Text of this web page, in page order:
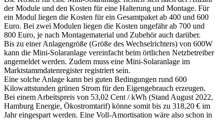
der Module und den Kosten für eine Halterung und Montage. Für
ein Modul liegen die Kosten für ein Gesamtpaket ab 400 und 600
Euro. Bei zwei Modulen liegen die Kosten ungefähr ab 700 und
800 Euro, je nach Montagematerial und Zubehör auch darüber.
Bis zu einer Anlagengröße (Größe des Wechselrichters) von 600W
kann die Mini-Solaranlage vereinfacht beim örtlichen Netzbetreiber
angemeldet werden. Zudem muss eine Mini-Solaranlage im
Marktstammdatenregister registriert sein.
Eine solche Anlage kann bei guten Bedingungen rund 600
Kilowattstunden grünen Strom für den Eigengebrauch erzeugen.
Bei einem Arbeitspreis von 53,02 Cent / kWh (Stand August 2022,
Hamburg Energie, Ökostromtarif) könne somit bis zu 318,20 € im
Jahr eingespart werden. Eine Voll-Amortisation wäre also schon in